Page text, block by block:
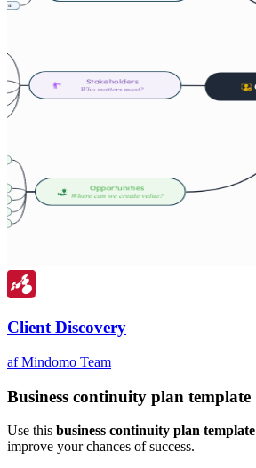
Client Discovery
af Mindomo Team
Business continuity plan template
Use this business continuity plan template
improve your chances of success.